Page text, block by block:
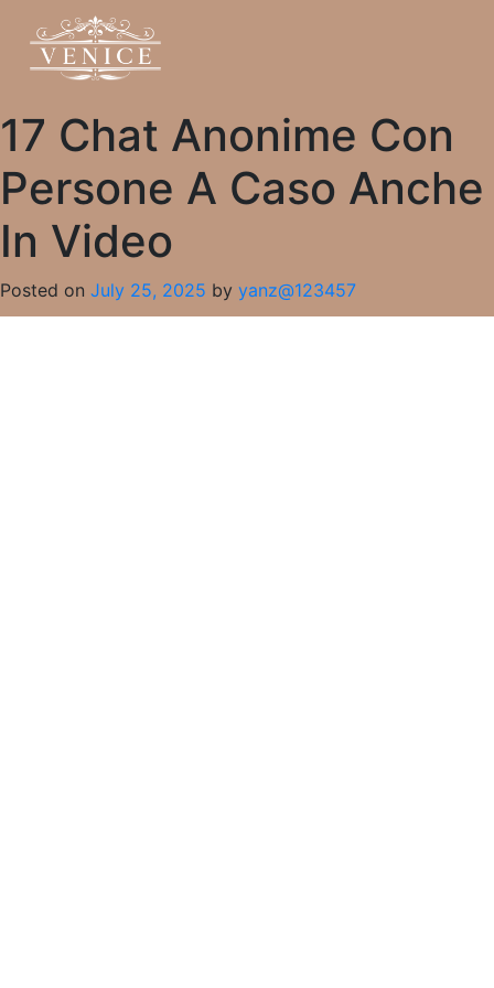
17 Chat Anonime Con
Persone A Caso Anche
In Video
Posted on July 25, 2025 by yanz@123457